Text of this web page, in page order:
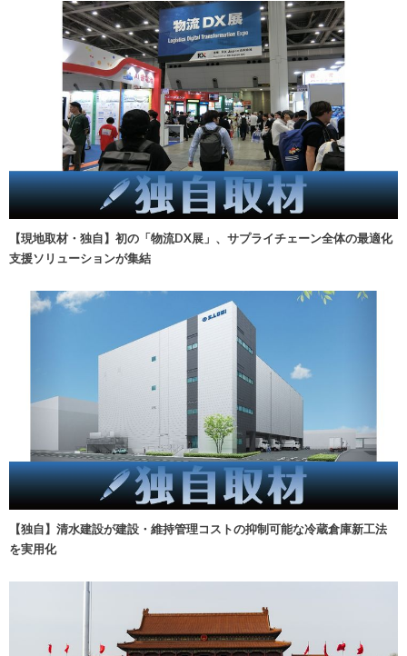
【現地取材・独自】初の「物流DX展」、サプライチェーン全体の最適化
支援ソリューションが集結
【独自】清水建設が建設・維持管理コストの抑制可能な冷蔵倉庫新工法
を実用化